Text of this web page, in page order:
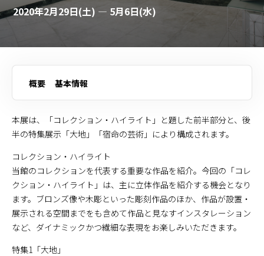
2020年2月29日(土) — 5月6日(水)
概要 基本情報
本展は、「コレクション・ハイライト」と題した前半部分と、後
半の特集展示「大地」「宿命の芸術」により構成されます。
コレクション・ハイライト
当館のコレクションを代表する重要な作品を紹介。今回の「コレ
クション・ハイライト」は、主に立体作品を紹介する機会となり
ます。ブロンズ像や木彫といった彫刻作品のほか、作品が設置・
展示される空間までをも含めて作品と見なすインスタレーション
など、ダイナミックかつ繊細な表現をお楽しみいただきます。
特集1「大地」